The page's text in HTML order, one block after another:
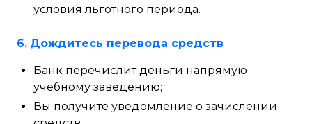
условия льготного периода.
6. Дождитесь перевода средств
Банк перечислит деньги напрямую
учебному заведению;
Вы получите уведомление о зачислении